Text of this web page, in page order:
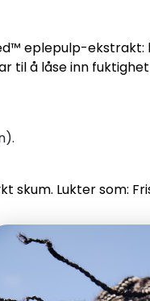
eplepulp-
til å låse inn
Lukter som: